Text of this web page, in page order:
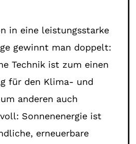
in eine leistungsstarke
gewinnt man doppelt:
Technik ist zum einen
für den Klima- und
anderen auch
Sonnenenergie ist
erneuerbare